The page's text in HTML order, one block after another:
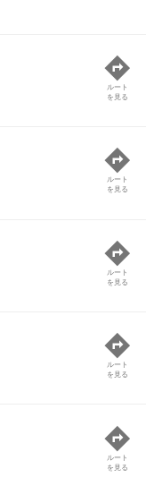
ルート
を見る
ルート
を見る
ルート
を見る
ルート
を見る
ルート
を見る